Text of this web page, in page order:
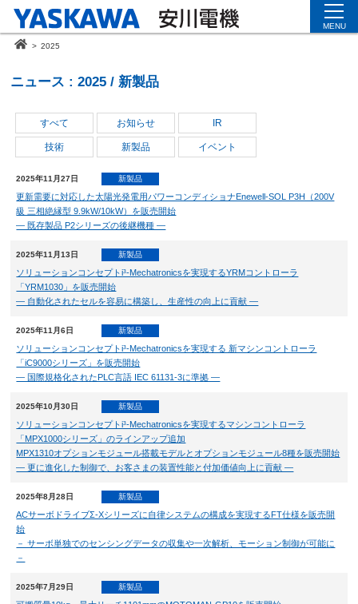
MENU
> 2025
ニュース : 2025 / 新製品
すべて お知らせ IR
技術 新製品 イベント
2025年11月27日 新製品
更新需要に対応した太陽光発電用パワーコンディショナEnewell-SOL P3H（200V
級 三相絶縁型 9.9kW/10kW）を販売開始
― 既存製品 P2シリーズの後継機種 ―
2025年11月13日 新製品
ソリューションコンセプトi³-Mechatronicsを実現するYRMコントローラ
「YRM1030」を販売開始
― 自動化されたセルを容易に構築し、生産性の向上に貢献 ―
2025年11月6日 新製品
ソリューションコンセプトi³-Mechatronicsを実現する 新マシンコントローラ
「iC9000シリーズ」を販売開始
― 国際規格化されたPLC言語 IEC 61131-3に準拠 ―
2025年10月30日 新製品
ソリューションコンセプトi³-Mechatronicsを実現するマシンコントローラ
「MPX1000シリーズ」のラインアップ追加
MPX1310オプションモジュール搭載モデルとオプションモジュール8種を販売開始
― 更に進化した制御で、お客さまの装置性能と付加価値向上に貢献 ―
2025年8月28日 新製品
ACサーボドライブΣ-Xシリーズに自律システムの構成を実現するFT仕様を販売開
始
－ サーボ単独でのセンシングデータの収集や一次解析、モーション制御が可能に
－
2025年7月29日 新製品